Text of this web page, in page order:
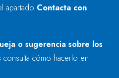
apartado Contacta con
o sugerencia sobre los
consulta cómo hacerlo en